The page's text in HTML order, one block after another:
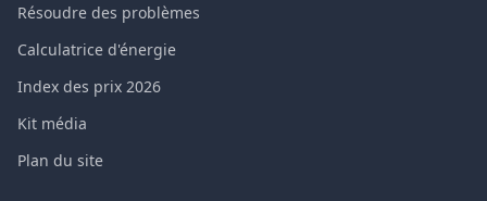
Résoudre des problèmes
Calculatrice d'énergie
Index des prix 2026
Kit média
Plan du site